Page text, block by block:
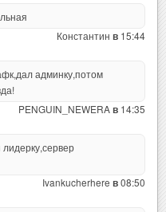
Константин в 15:44
админку,потом
PENGUIN_NEWERAв 14:35
Ivankucherhere в08:50